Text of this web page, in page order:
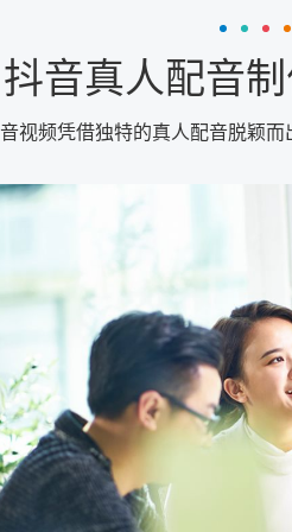
抖音真人配音
视频凭借独特的真人配音脱颖